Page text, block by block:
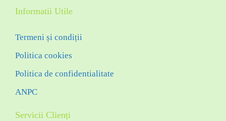
Informatii Utile
Termeni și condiții
Politica cookies
Politica de confidentialitate
ANPC
Servicii Clienți